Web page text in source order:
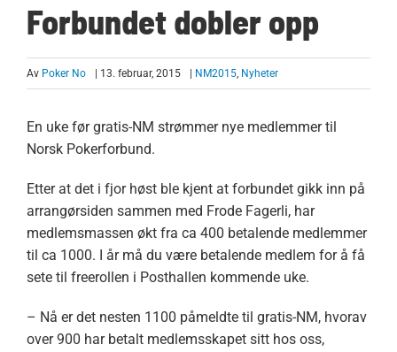
Forbundet dobler opp
Av Poker No | 13. februar, 2015 NM2015, Nyheter
En uke før gratis-NM strømmer nye medlemmer til
Norsk Pokerforbund.
Etter at det i fjor høst ble kjent at forbundet gikk inn på
arrangørsiden sammen med Frode Fagerli, har
medlemsmassen økt fra ca 400 betalende medlemmer
til ca 1000. I år må du være betalende medlem for å få
sete til freerollen i Posthallen kommende uke.
– Nå er det nesten 1100 påmeldte til gratis-NM, hvorav
over 900 har betalt medlemsskapet sitt hos oss,